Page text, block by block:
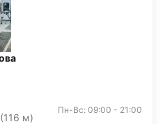
(116 м)
Пн-Вс: 09:00 - 21:00